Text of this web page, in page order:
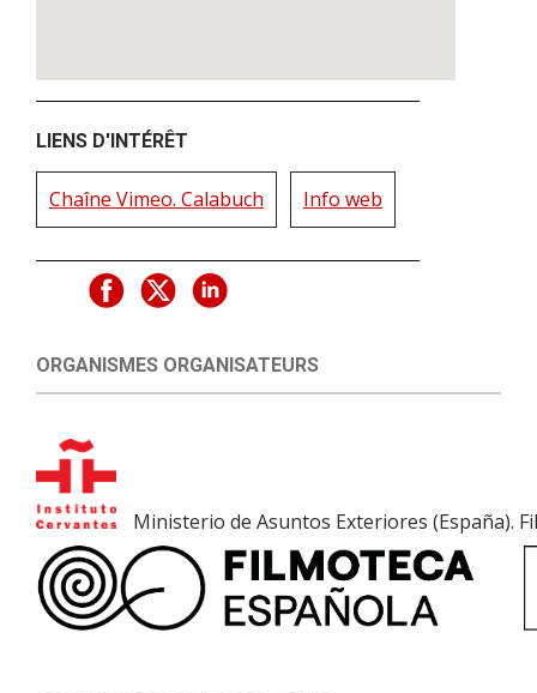
LIENS D'INTÉRÊT
Chaîne Vimeo. Calabuch Info web
ORGANISMES ORGANISATEURS
Ministerio de Asuntos Exteriores (España).